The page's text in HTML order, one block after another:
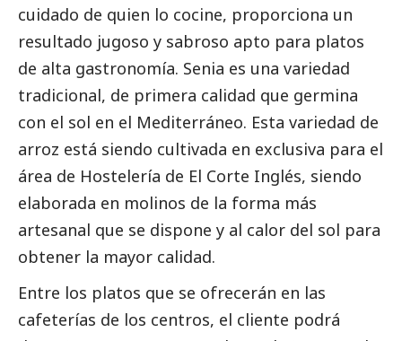
cuidado de quien lo cocine, proporciona un
resultado jugoso y sabroso apto para platos
de alta gastronomía. Senia es una variedad
tradicional, de primera calidad que germina
con el sol en el Mediterráneo. Esta variedad de
arroz está siendo cultivada en exclusiva para el
área de Hostelería de El Corte Inglés, siendo
elaborada en molinos de la forma más
artesanal que se dispone y al calor del sol para
obtener la mayor calidad.
Entre los platos que se ofrecerán en las
cafeterías de los centros, el cliente podrá